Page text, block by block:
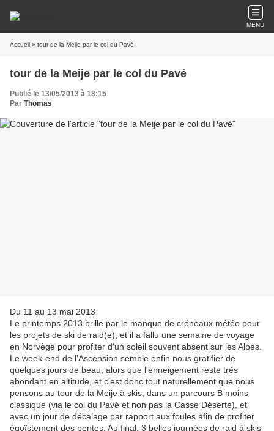
MENU
Accueil » tour de la Meije par le col du Pavé
tour de la Meije par le col du Pavé
Publié le 13/05/2013 à 18:15
Par Thomas
Du 11 au 13 mai 2013
Le printemps 2013 brille par le manque de créneaux météo pour
les projets de ski de raid(e), et il a fallu une semaine de voyage
en Norvège pour profiter d'un soleil souvent absent sur les Alpes.
Le week-end de l'Ascension semble enfin nous gratifier de
quelques jours de beau, alors que l'enneigement reste très
abondant en altitude, et c'est donc tout naturellement que nous
pensons au tour de la Meije à skis, dans un parcours B moins
classique (via le col du Pavé et non pas la Casse Déserte), et
avec un jour de décalage par rapport aux foules afin de profiter
égoïstement des pentes. Au final, 3 belles journées de raid à skis